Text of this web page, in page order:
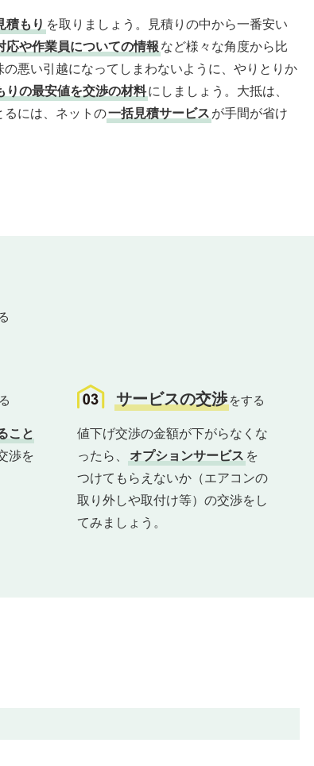
積もり を取りましょう。見積りの中から一番安い
応や作業員についての情報 など様々な角度から比
悪い引越になってしまわないように、やりとりか
りの最安値を交渉の材料にしましょう。大抵は、
るには、ネットの一括見積サービス が手間が省け
こと
渉を
サービスの交渉 をする
値下げ交渉の金額が下がらなくな
ったら、
オプションサービス を
つけてもらえないか（エアコンの
取り外しや取付け等）の交渉をし
てみましょう。